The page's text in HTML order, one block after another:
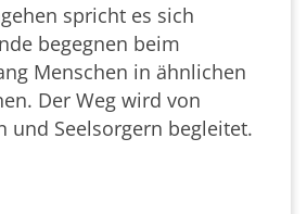
spricht es sich
begegnen beim
Menschen in ähnlichen
Der Weg wird von
und Seelsorgern begleitet.